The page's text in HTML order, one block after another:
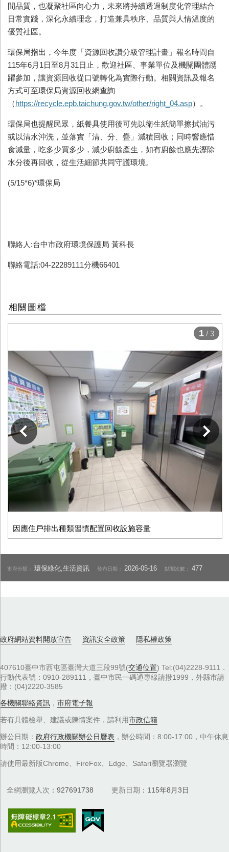
間品質，也凝聚社區向心力，未來將持續透過制度化管理結合
日常實踐，深化永續理念，打造兼具秩序、品質與人情溫度的
優質社區。
環保局指出，今年度「資源回收讚分級管理計畫」報名時間自
115年6月1日至8月31日止，歡迎社區、事業單位及機關團體踴
躍參加，讓資源回收從口號轉化為實際行動。相關資訊及報名
方式可至環保局資源回收網查詢
（https://recycle.epb.taichung.gov.tw/other/right_04.asp）。
環保局也提醒民眾，紙餐具使用後可先以衛生紙簡單擦拭油污
或以清水沖洗，並落實「清、分、疊」減積回收；同時響應惜
食減量，吃多少買多少，減少廚餘產生，如有廚餘也應先瀝除
水分後再回收，從生活細節共同守護環境。
(5/15*6)*環保局
聯絡人:台中市政府環境保護局 黃科長
聯絡電話:04-22289111分機66401
相關圖檔
因應住戶排出種類習慣配置回收設施容量
下一張
1 / 3
市府分類：環保綠化,生活資訊 發布日期： 2026-05-16 點閱次數：477
政府網站資料開放宣告 資訊安全政策 隱私權政策
407610臺中市西屯區臺灣大道三段99號(交通位置) Tel:(04)2228-9111．
行動代表號：0910-289111，臺中市民一碼通專線請撥1999，外縣市請
撥：(04)2220-3585
各機關聯絡資訊 ， 市府電子報
若有具體檢舉、建議或陳情案件，請利用市政信箱
辦公日期： 政府行政機關辦公日曆表 ，辦公時間：8:00-17:00，中午休息
時間：12:00-13:00
請使用最新版Chrome、FireFox、Edge、Safari瀏覽器瀏覽
全網瀏覽人次 927691738 更新日期 115年8月3日